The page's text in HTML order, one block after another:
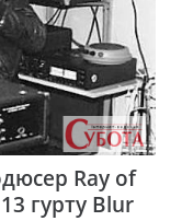
Ray of
гурту Blur